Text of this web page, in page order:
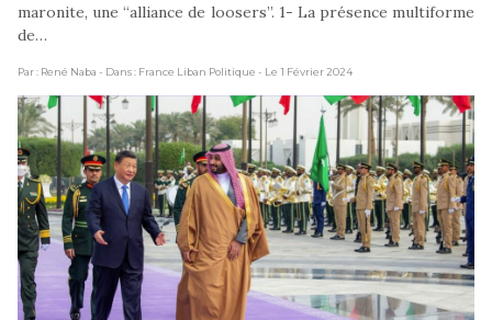
maronite, une “alliance de loosers”. 1- La présence multiforme
de…
Par : René Naba - Dans : France Liban Politique - Le 1 Février 2024